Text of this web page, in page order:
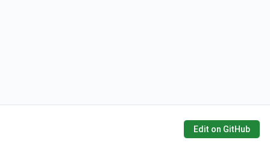
Edit on GitHub